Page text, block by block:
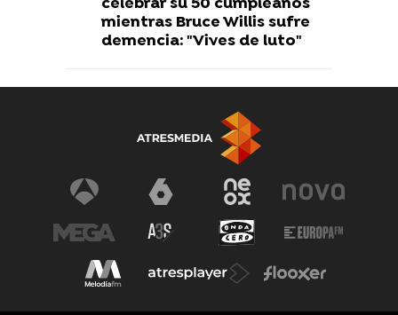
celebrar su 50 cumpleaños
mientras Bruce Willis sufre
demencia: "Vives de luto"